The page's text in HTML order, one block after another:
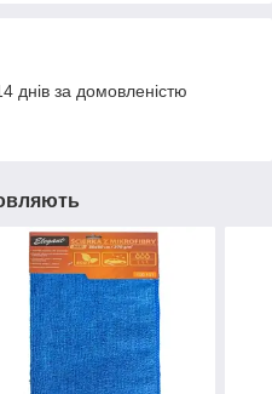
днів за домовленістю